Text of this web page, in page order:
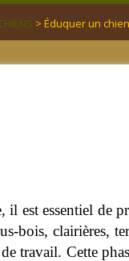
> Éduquer un
est essentiel de
bois, clairières,
travail. Cette